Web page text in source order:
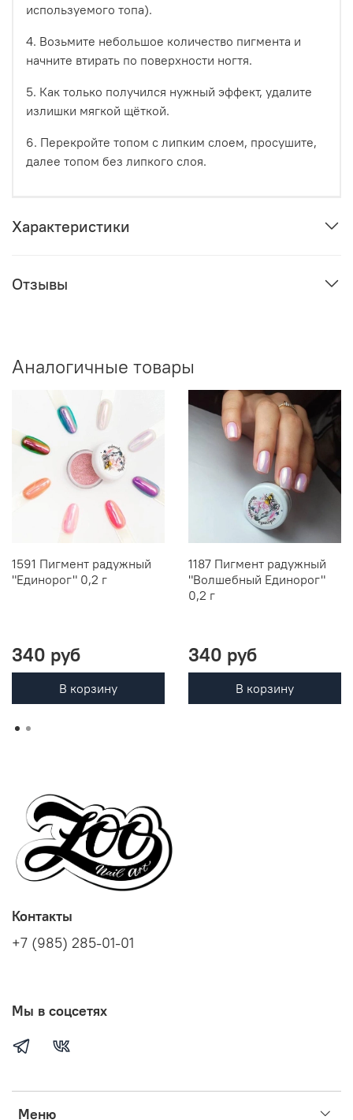
используемого топа).
4. Возьмите небольшое количество пигмента и
начните втирать по поверхности ногтя.
5. Как только получился нужный эффект, удалите
излишки мягкой щёткой.
6. Перекройте топом с липким слоем, просушите,
далее топом без липкого слоя.
Характеристики
Отзывы
Аналогичные товары
1591 Пигмент радужный
"Единорог" 0,2 г
340 руб
В корзину
1187 Пигмент радужный
"Волшебный Единорог"
0,2 г
340 руб
В корзину
Меню
Контакты
+7 (985) 285-01-01
Мы в соцсетях